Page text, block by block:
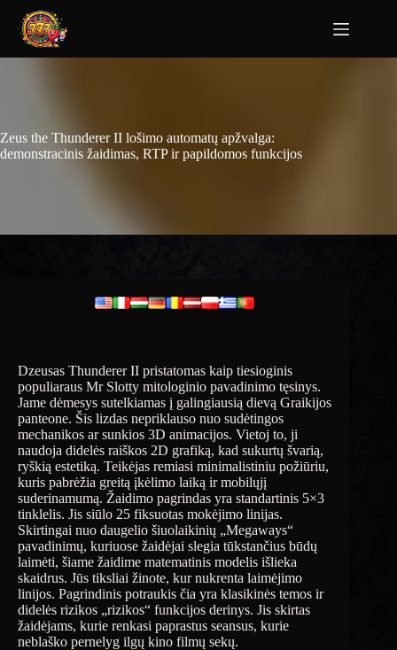
Zeus the Thunderer II lošimo automatų apžvalga:
demonstracinis žaidimas, RTP ir papildomos funkcijos
Dzeusas Thunderer II pristatomas kaip tiesioginis
populiaraus Mr Slotty mitologinio pavadinimo tęsinys.
Jame dėmesys sutelkiamas į galingiausią dievą Graikijos
panteone. Šis lizdas nepriklauso nuo sudėtingos
mechanikos ar sunkios 3D animacijos. Vietoj to, ji
naudoja didelės raiškos 2D grafiką, kad sukurtų švarią,
ryškią estetiką. Teikėjas remiasi minimalistiniu požiūriu,
kuris pabrėžia greitą įkėlimo laiką ir mobilųjį
suderinamumą. Žaidimo pagrindas yra standartinis 5×3
tinklelis. Jis siūlo 25 fiksuotas mokėjimo linijas.
Skirtingai nuo daugelio šiuolaikinių „Megaways“
pavadinimų, kuriuose žaidėjai slegia tūkstančius būdų
laimėti, šiame žaidime matematinis modelis išlieka
skaidrus. Jūs tiksliai žinote, kur nukrenta laimėjimo
linijos. Pagrindinis potraukis čia yra klasikinės temos ir
didelės rizikos „rizikos“ funkcijos derinys. Jis skirtas
žaidėjams, kurie renkasi paprastus seansus, kurie
neblaško pernelyg ilgų kino filmų sekų.